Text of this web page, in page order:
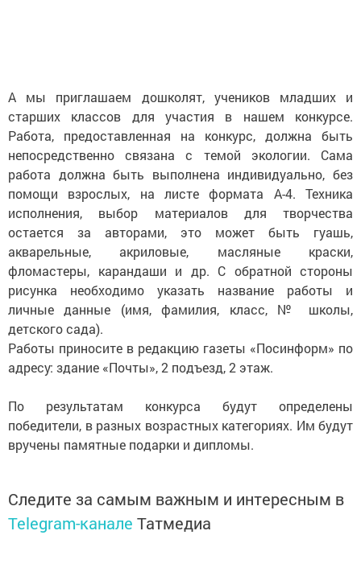
А мы приглашаем дошколят, учеников младших и
старших классов для участия в нашем конкурсе.
Работа, предоставленная на конкурс, должна быть
непосредственно связана с темой экологии. Сама
работа должна быть выполнена индивидуально, без
помощи взрослых, на листе формата А-4. Техника
исполнения, выбор материалов для творчества
остается за авторами, это может быть гуашь,
акварельные, акриловые, масляные краски,
фломастеры, карандаши и др. С обратной стороны
рисунка необходимо указать название работы и
личные данные (имя, фамилия, класс, № школы,
детского сада).
Работы приносите в редакцию газеты «Посинформ» по
адресу: здание «Почты», 2 подъезд, 2 этаж.
По результатам конкурса будут определены
победители, в разных возраcтных категориях. Им будут
вручены памятные подарки и дипломы.
Следите за самым важным и интересным в
Telegram-канале Татмедиа